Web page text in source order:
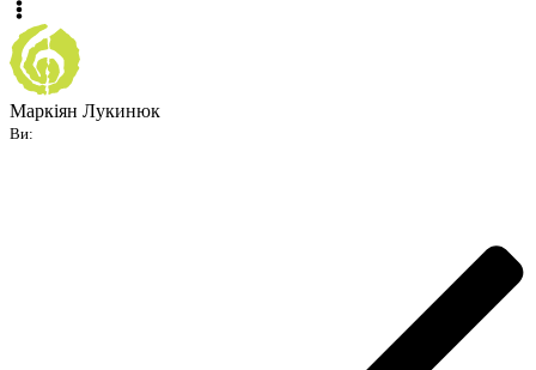
Маркіян Лукинюк
Ви: